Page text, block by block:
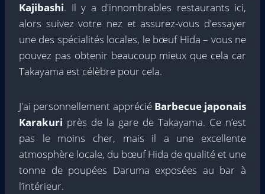
Kajibashi. Il y a d'innombrables restaurants ici,
alors suivez votre nez et assurez-vous d'essayer
une des spécialités locales, le bœuf Hida – vous ne
pouvez pas obtenir beaucoup mieux que cela car
Takayama est célèbre pour cela.
J'ai personnellement apprécié Barbecue japonais
Karakuri près de la gare de Takayama. Ce n’est
pas le moins cher, mais il a une excellente
atmosphère locale, du bœuf Hida de qualité et une
tonne de poupées Daruma exposées au bar à
l’intérieur.